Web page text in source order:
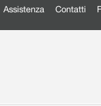
Assistenza Contatti